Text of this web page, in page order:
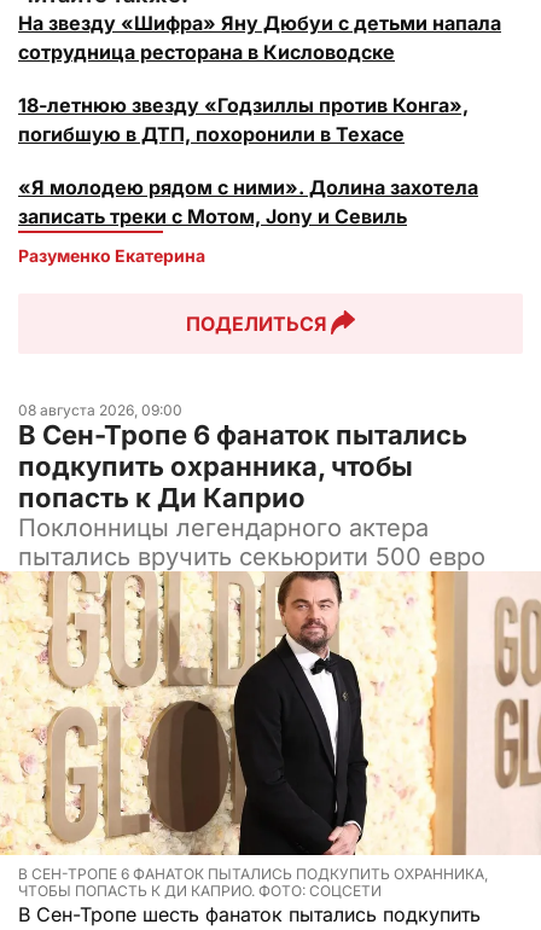
На звезду «Шифра» Яну Дюбуи с детьми напала
сотрудница ресторана в Кисловодске
18-летнюю звезду «Годзиллы против Конга»,
погибшую в ДТП, похоронили в Техасе
«Я молодею рядом с ними». Долина захотела
записать треки с Мотом, Jony и Севиль
Разуменко Екатерина
ПОДЕЛИТЬСЯ
08 августа 2026, 09:00
В Сен-Тропе 6 фанаток пытались
подкупить охранника, чтобы
попасть к Ди Каприо
Поклонницы легендарного актера
пытались вручить секьюрити 500 евро
В СЕН-ТРОПЕ 6 ФАНАТОК ПЫТАЛИСЬ ПОДКУПИТЬ ОХРАННИКА,
ЧТОБЫ ПОПАСТЬ К ДИ КАПРИО. ФОТО: СОЦСЕТИ
В Сен-Тропе шесть фанаток пытались подкупить